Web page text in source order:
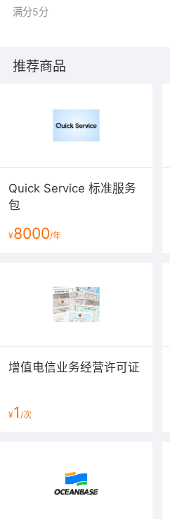
满分5分
推荐商品
Quick Service 标准服务
包
¥8000/年
增值电信业务经营许可证
¥1 /次